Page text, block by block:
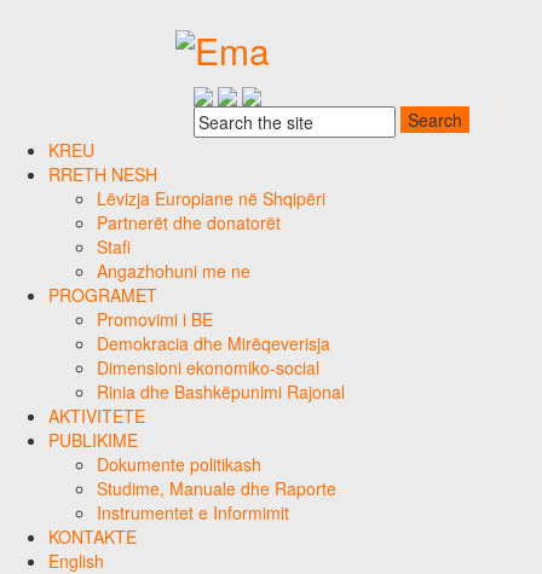
KREU
RRETH NESH
Lëvizja Europiane në Shqipëri
Partnerët dhe donatorët
Stafi
Angazhohuni me ne
PROGRAMET
Promovimi i BE
Demokracia dhe Mirëqeverisja
Dimensioni ekonomiko-social
Rinia dhe Bashkëpunimi Rajonal
AKTIVITETE
PUBLIKIME
Dokumente politikash
Studime, Manuale dhe Raporte
Instrumentet e Informimit
KONTAKTE
English